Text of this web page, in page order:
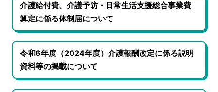
介護給付費、介護予防・日常生活支援総合事業費
算定に係る体制届について
令和6年度（2024年度）介護報酬改定に係る説明
資料等の掲載について